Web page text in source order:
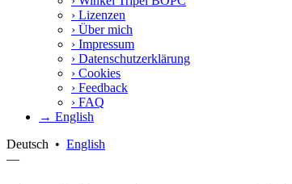
› Lizenzen
› Über mich
› Impressum
› Datenschutzerklärung
› Cookies
› Feedback
› FAQ
→ English
Deutsch • English
—